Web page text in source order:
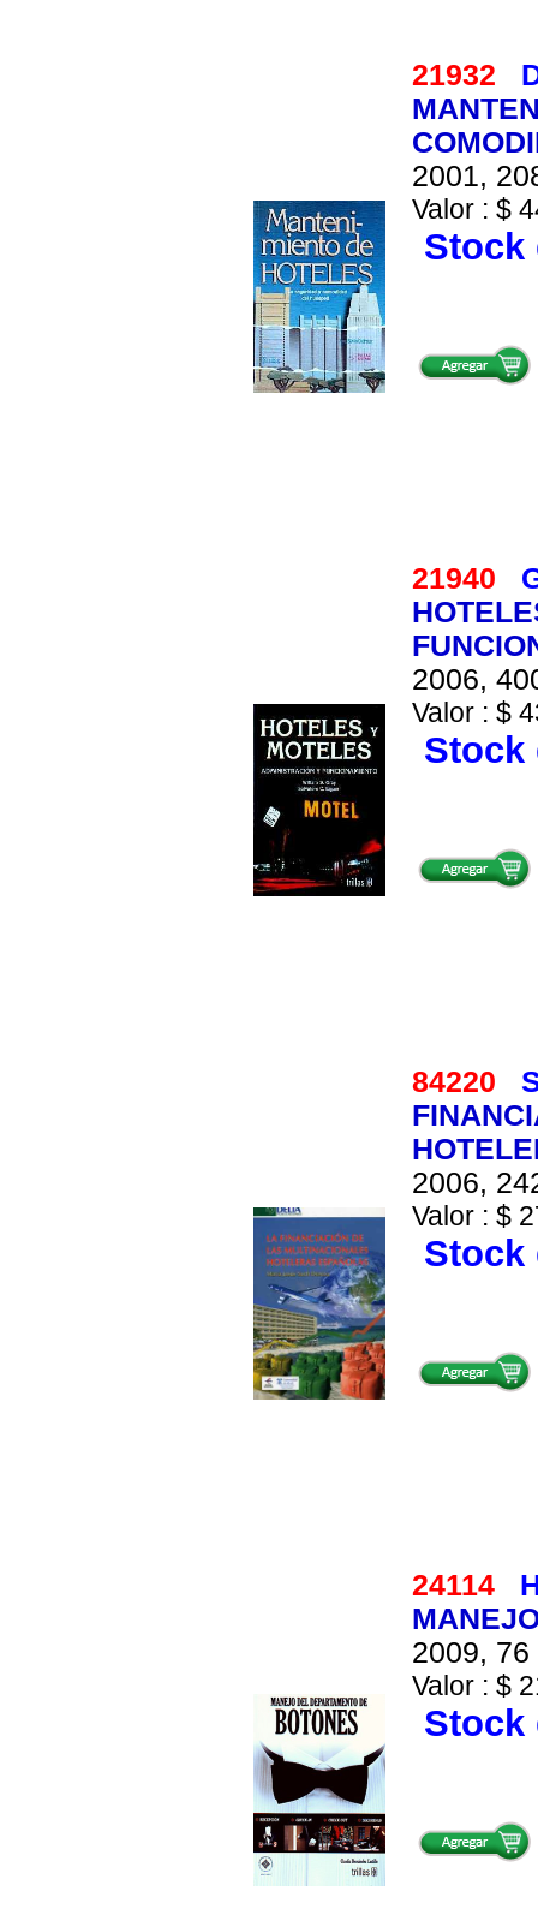
21932
2001,
Valor : $
Stock
21940
2006,
Valor : $
Stock
84220
2006,
Valor : $
Stock
24114
2009,
Valor : $
Stock